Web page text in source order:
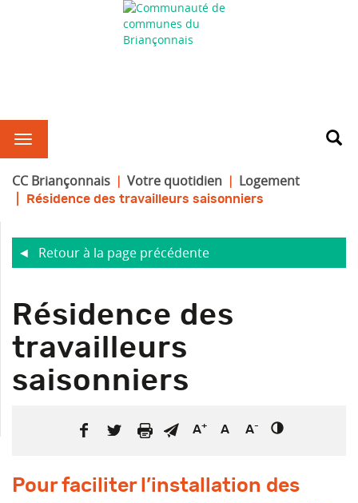
CC Briançonnais Votre quotidien Logement
Résidence des travailleurs saisonniers
Retour à la page précédente
Résidence des
travailleurs
saisonniers
A+ A A-
Pour faciliter l’installation des